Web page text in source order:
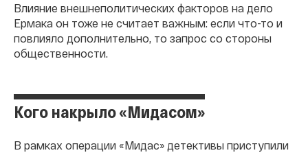
Влияние внешнеполитических факторов на дело
Ермака он тоже не считает важным: если что-то и
повлияло дополнительно, то запрос со стороны
общественности.
Кого накрыло «Мидасом»
В рамках операции «Мидас» детективы приступили